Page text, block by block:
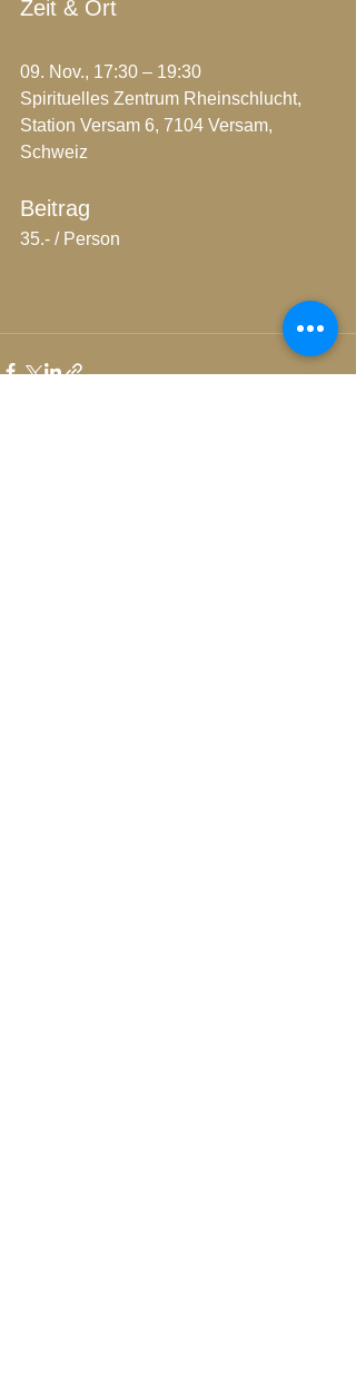
Zeit & Ort
09. Nov., 17:30 – 19:30
Spirituelles Zentrum Rheinschlucht,
Station Versam 6, 7104 Versam,
Schweiz
Beitrag
35.- / Person